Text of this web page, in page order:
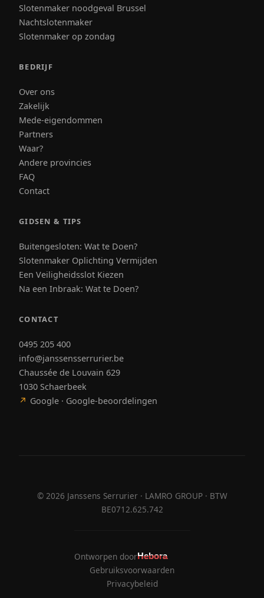
Slotenmaker noodgeval Brussel
Nachtslotenmaker
Slotenmaker op zondag
BEDRIJF
Over ons
Zakelijk
Mede-eigendommen
Partners
Waar?
Andere provincies
FAQ
Contact
GIDSEN & TIPS
Buitengesloten: Wat te Doen?
Slotenmaker Oplichting Vermijden
Een Veiligheidsslot Kiezen
Na een Inbraak: Wat te Doen?
CONTACT
0495 205 400
info@janssensserrurier.be
Chaussée de Louvain 629
1030 Schaerbeek
↗ Google · Google-beoordelingen
© 2026 Janssens Serrurier · LAMRO GROUP · BTW
BE0712.625.742
Ontworpen doorHebora
Hebora
Gebruiksvoorwaarden
Privacybeleid